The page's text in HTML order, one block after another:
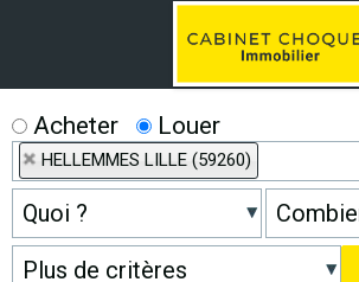
Acheter Louer
HELLEMMES LILLE (59260)